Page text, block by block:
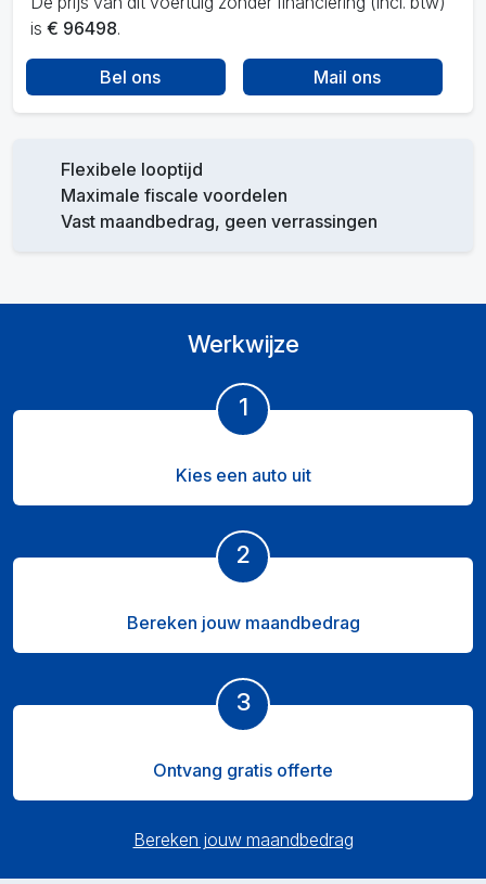
is € 96498.
Bel ons Mail ons
Flexibele looptijd
Maximale fiscale voordelen
Vast maandbedrag, geen verrassingen
Werkwijze
1
Kies een auto uit
2
Bereken jouw maandbedrag
3
Ontvang gratis offerte
Bereken jouw maandbedrag